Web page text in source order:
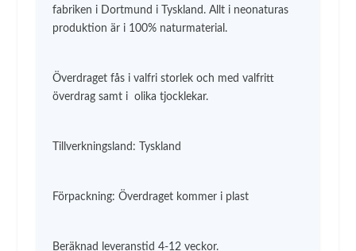
fabriken i Dortmund i Tyskland. Allt i neonaturas
produktion är i 100% naturmaterial.
Överdraget fås i valfri storlek och med valfritt
överdrag samt i olika tjocklekar.
Tillverkningsland: Tyskland
Förpackning: Överdraget kommer i plast
Beräknad leveranstid 4-12 veckor.